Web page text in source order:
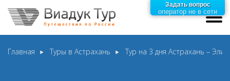
Главная Туры в Астрахань Тур на 3 дня Астрахань –
Задать вопрос
оператор не в сети